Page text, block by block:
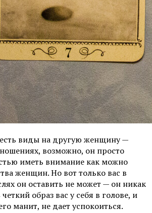
виды на другую женщину —
возможно, он просто
иметь внимание как можно
женщин. Но вот только вас в
он оставить не может — он никак
образ вас у себя в голове, и
манит, не дает успокоиться.